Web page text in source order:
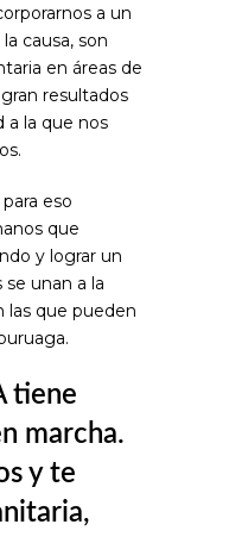
a un
causa, son
en áreas de
resultados
a la que nos
eso
que
y lograr un
unan a la
las que pueden
tiene
marcha.
y te